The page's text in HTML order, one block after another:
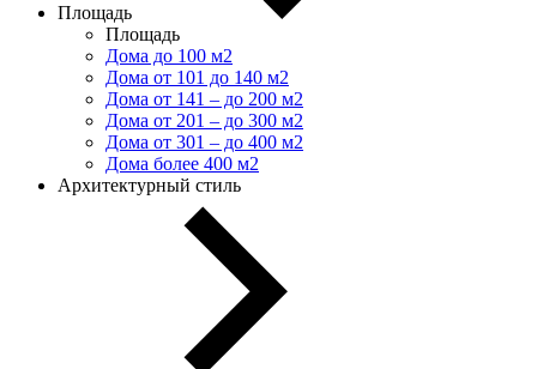
Площадь
Площадь
Дома до 100 м2
Дома от 101 до 140 м2
Дома от 141 – до 200 м2
Дома от 201 – до 300 м2
Дома от 301 – до 400 м2
Дома более 400 м2
Архитектурный стиль